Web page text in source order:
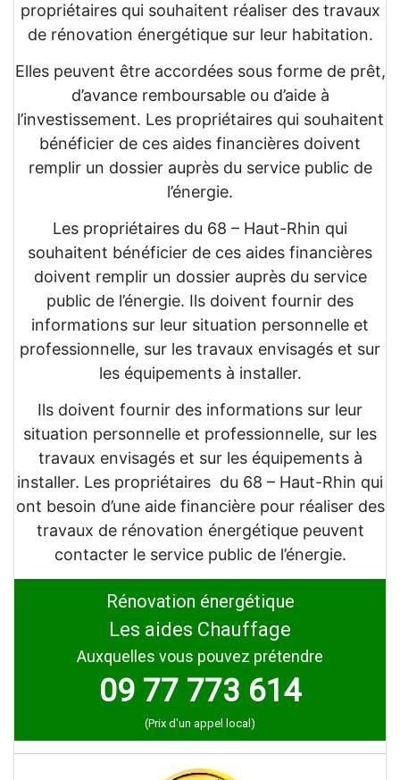
propriétaires qui souhaitent réaliser des travaux
de rénovation énergétique sur leur habitation.
Elles peuvent être accordées sous forme de prêt,
d’avance remboursable ou d’aide à
l’investissement. Les propriétaires qui souhaitent
bénéficier de ces aides financières doivent
remplir un dossier auprès du service public de
l’énergie.
Les propriétaires du 68 – Haut-Rhin qui
souhaitent bénéficier de ces aides financières
doivent remplir un dossier auprès du service
public de l’énergie. Ils doivent fournir des
informations sur leur situation personnelle et
professionnelle, sur les travaux envisagés et sur
les équipements à installer.
Ils doivent fournir des informations sur leur
situation personnelle et professionnelle, sur les
travaux envisagés et sur les équipements à
installer. Les propriétaires du 68 – Haut-Rhin qui
ont besoin d’une aide financière pour réaliser des
travaux de rénovation énergétique peuvent
contacter le service public de l’énergie.
Rénovation énergétique
Les aides Chauffage
Auxquelles vous pouvez prétendre
09 77 773 614
(Prix d'un appel local)